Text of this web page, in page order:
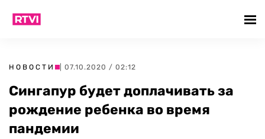
НОВОСТИ | 07.10.2020 / 02:12
Сингапур будет доплачивать за
рождение ребенка во время
пандемии